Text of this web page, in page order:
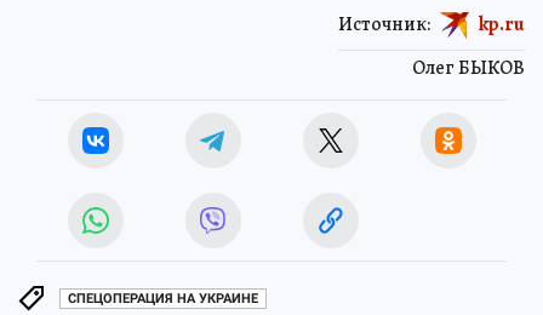
Олег БЫКОВ
Источник: kp.ru
СПЕЦОПЕРАЦИЯ НА УКРАИНЕ